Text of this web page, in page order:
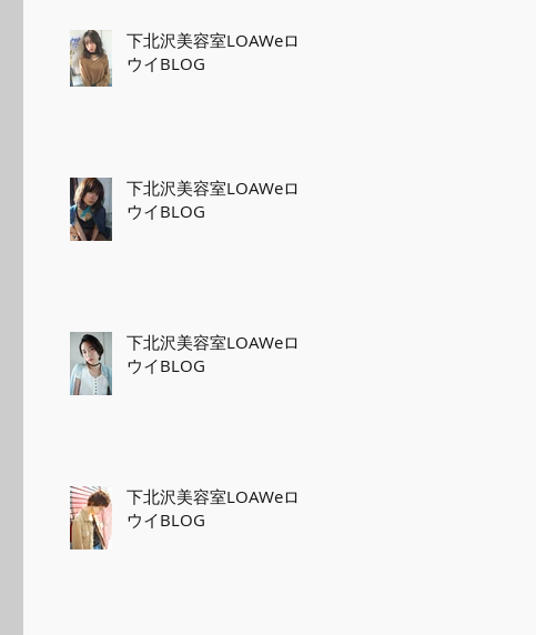
下北沢美容室LOAWeロ
ウイBLOG
下北沢美容室LOAWeロ
ウイBLOG
下北沢美容室LOAWeロ
ウイBLOG
下北沢美容室LOAWeロ
ウイBLOG